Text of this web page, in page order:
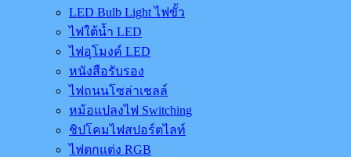
LED Bulb Light ไฟขั้ว
ไฟใต้น้ำ LED
ไฟอุโมงค์ LED
หนังสือรับรอง
ไฟถนนโซล่าเชลล์
หม้อแปลงไฟ Switching
ชิปโคมไฟสปอร์ตไลท์
ไฟตกแต่ง RGB